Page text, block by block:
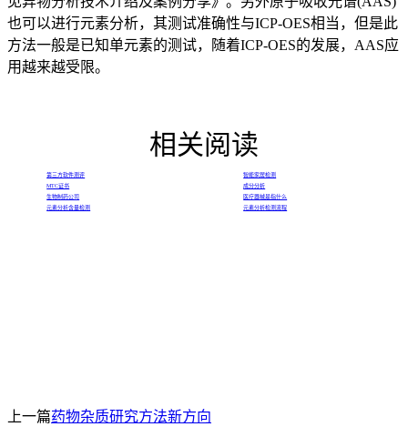
也可以进行元素分析，其测试准确性与ICP-OES相当，但是此
方法一般是已知单元素的测试，随着ICP-OES的发展，AAS应
用越来越受限。
相关阅读
第三方软件测评
智能家居检测
MTC证书
成分分析
生物制药公司
医疗器械是指什么
元素分析含量检测
元素分析检测流程
上一篇药物杂质研究方法新方向